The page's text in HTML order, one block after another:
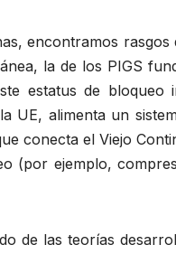
encontramos
la de los PIGS
estatus de
UE, alimenta un
conecta el Viejo
(por ejemplo,
de las teorías